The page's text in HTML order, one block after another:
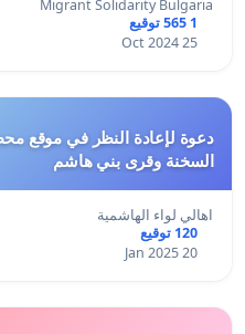
Migrant Solidarity Bulgaria
1 565 توقيع
25 Oct 2024
دعوة لإعادة النظر في موقع
السخنة وقرى بني هاشم
اهالي لواء الهاشمية
120 توقيع
20 Jan 2025